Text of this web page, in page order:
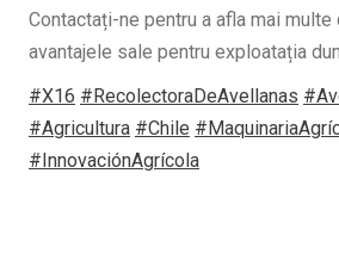
Contactați-ne pentru a afla mai
avantajele sale pentru exploatația
#X16 #RecolectoraDeAvellanas
#Agricultura #Chile
#InnovaciónAgrícola